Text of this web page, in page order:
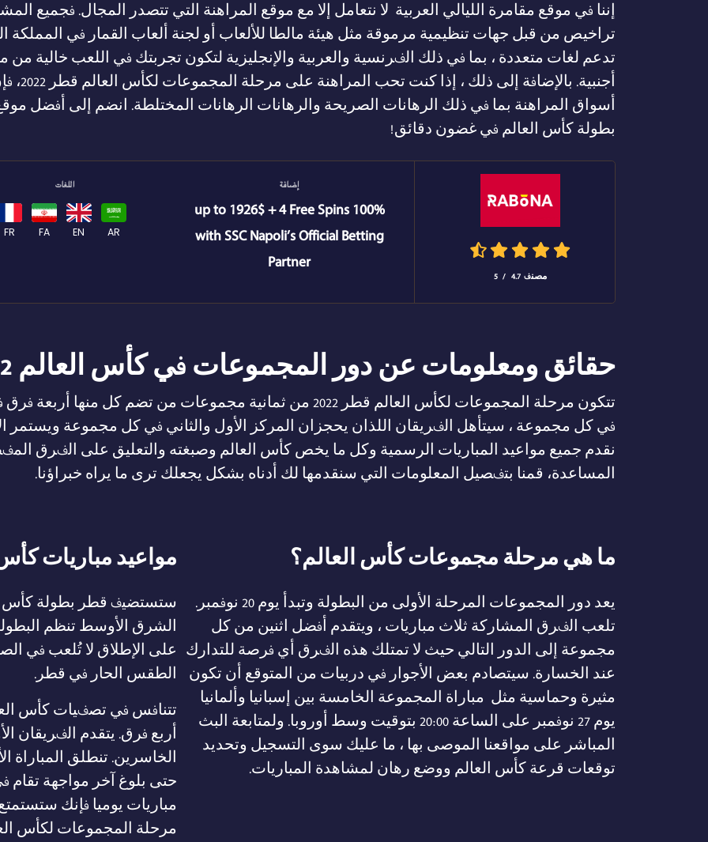
إننا في موقع مقامرة الليالي العربية لا نتعامل إلا مع موقع المراهنة التي تتصدر المجال. فجميع
تراخيص من قبل جهات تنظيمية مرموقة مثل هيئة مالطا للألعاب أو لجنة ألعاب القمار في المملكة
تدعم لغات متعددة ، بما في ذلك الفرنسية والعربية والإنجليزية لتكون تجربتك في اللعب خالية
أجنبية.
أسواق المراهنة بما في ذلك الرهانات الصريحة والرهانات الرهانات المختلطة. انضم إلى أفضل
بطولة كأس العالم في غضون دقائق!
مصنف 4.7
/
5
إضافة
100% up to 1926$ + 4 Free Spins
with SSC Napoli’s Official Betting
Partner
اللغات
AR
EN
FA
FR
حقائق ومعلومات عن دور المجموعات في كأس العالم 2022
تتكون مرحلة المجموعات لكأس العالم قطر 2022 من ثمانية مجموعات من
في كل مجموعة ، سيتأهل الفريقان اللذان يحجزان المركز الأول والثاني في كل مجموعة ويستمر
نقدم جميع مواعيد المباريات الرسمية وكل ما يخص كأس العالم وصبغته والتعليق على الفرق
المساعدة، قمنا بتفصيل المعلومات التي سنقدمها لك أدناه بشكل يجعلك ترى ما يراه خبراؤنا.
ما هي مرحلة مجموعات كأس العالم؟
يعد دور المجموعات المرحلة الأولى من البطولة وتبدأ يوم 20 نوفمبر.
تلعب الفرق المشاركة ثلاث مباريات ، ويتقدم أفضل اثنين من كل
مجموعة إلى الدور التالي حيث لا تمتلك هذه الفرق أي فرصة للتدارك
عند الخسارة. سيتصادم بعض الأجوار في دربيات من المتوقع أن تكون
مثيرة وحماسية مثل مباراة المجموعة الخامسة بين إسبانيا وألمانيا
يوم 27 نوفمبر على الساعة 20:00 بتوقيت وسط أوروبا. ولمتابعة البث
المباشر على مواقعنا الموصى بها ، ما عليك سوى التسجيل وتحديد
توقعات قرعة كأس العالم ووضع رهان لمشاهدة المباريات.
مواعيد مباريات كأس العالم
الشرق الأوسط تنظم
على الإطلاق لا تُلعب في
الطقس الحار في قطر.
تتنافس في تصفيات كأس
حتى بلوغ آخر مواجهة تقام
مباريات يوميا فإنك
مرحلة المجموعات لكأس العالم قطر 2022 مع